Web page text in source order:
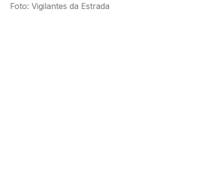
Foto: Vigilantes da Estrada